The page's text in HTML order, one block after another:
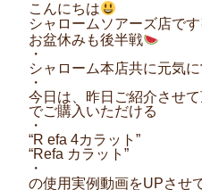
こんにちは
シャロームソアーズ店です
お盆休みも後半戦
・
シャローム本店共に元気
・
今日は、昨日ご紹介させ
でご購入いただける
・
“R efa 4カラット”
“Refa カラット”
・
の使用実例動画をUPさせ